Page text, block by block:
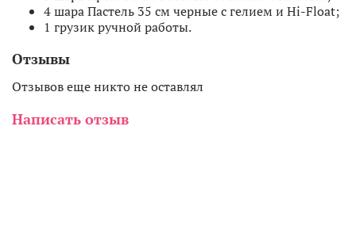
4 шара Пастель 35 см черные с гелием и Hi-Float;
1 грузик ручной работы.
Отзывы
Отзывов еще никто не оставлял
Написать отзыв